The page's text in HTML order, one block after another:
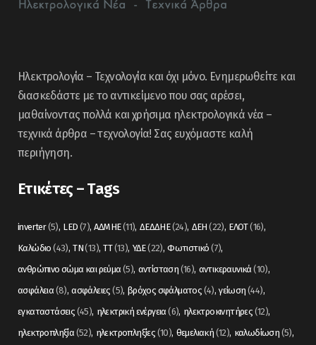
Ηλεκτρολογία – Τεχνολογία και όχι μόνο. Ενημερωθείτε και
διασκεδάστε με το αντικείμενο που σας αρέσει,
μαθαίνοντας πολλά και χρήσιμα ηλεκτρολογικά νέα –
τεχνικά άρθρα – τεχνολογία! Σας ευχόμαστε καλή
περιήγηση.
Ετικέτες – Tags
inverter(5) LED (7) ΑΔΜΗΕ(11) ΔΕΔΔΗΕ(24) ΔΕΗ (22) ΕΛΟΤ(16)
Καλώδιο (43) ΤΝ(13) ΤΤ(13) ΥΔΕ(22) Φωτιστικό (7)
ανθρώπινο σώμα και ρεύμα (5) αντίσταση (16) αντικεραυνικά (10)
ασφάλεια (8) ασφάλειες (5) βρόχος σφάλματος (4) γείωση (44)
εγκαταστάσεις (45) ηλεκτρική ενέργεια (6) ηλεκτροκινητήρες (12)
ηλεκτροπληξία (52) ηλεκτροπληξίες (10) θεμελιακή (12) καλωδίωση (5)